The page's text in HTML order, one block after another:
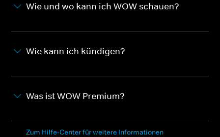
Wie und wo kann ich WOW schauen?
Wie kann ich kündigen?
Was ist WOW Premium?
Zum Hilfe-Center für weitere Informationen